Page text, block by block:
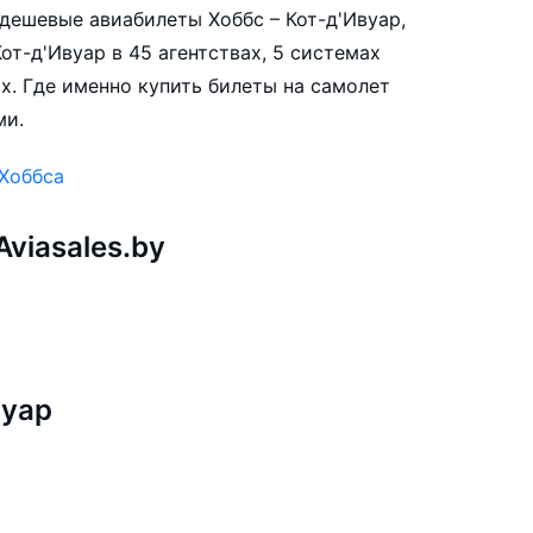
авиабилеты Хоббс – Кот-д'Ивуар,
д'Ивуар в 45 агентствах, 5 системах
Где именно купить билеты на самолет